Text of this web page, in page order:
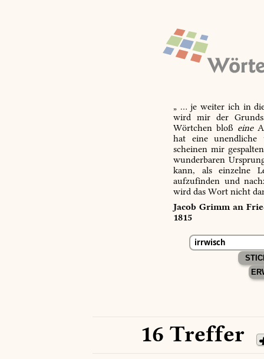
„ … je weiter ich in
wird mir der
Wörtchen bloß eine
hat eine unendliche
scheinen mir
wunderbaren
kann, als einzelne
aufzufinden und
wird das Wort nicht
Jacob Grimm an
1815
16 Treffer